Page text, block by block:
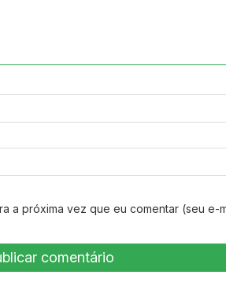
a próxima vez que eu comentar (seu e-